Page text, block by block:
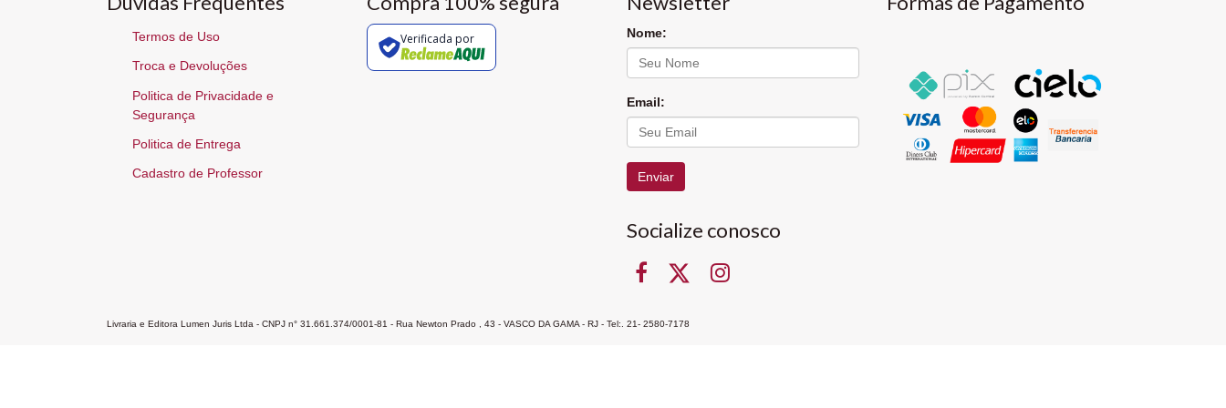
Termos de Uso
Troca e Devoluções
Politica de Privacidade e
Segurança
Politica de Entrega
Cadastro de Professor
Verificada por Nome:
Email:
Enviar
Socialize conosco
Livraria e Editora Lumen Juris Ltda - CNPJ n° 31.661.374/0001-81 - Rua Newton Prado , 43 - VASCO DA GAMA - RJ - Tel:. 21- 2580-7178